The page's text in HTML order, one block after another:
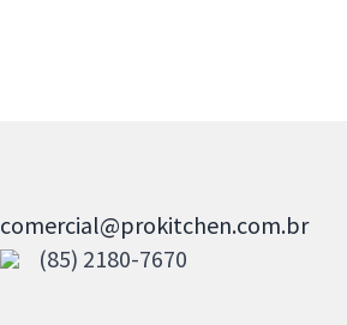
comercial@prokitchen.com.br
(85) 2180-7670